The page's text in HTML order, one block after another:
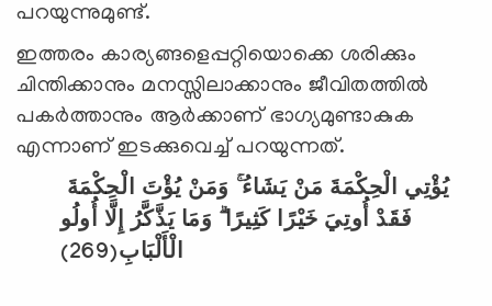
പറയുന്നുമുണ്ട്.
ഇത്തരം കാര്യങ്ങളെപ്പറ്റിയൊക്കെ ശരിക്കും
ചിന്തിക്കാനും മനസ്സിലാക്കാനും ജീവിതത്തില്‍
പകര്‍ത്താനും ആര്‍ക്കാണ് ഭാഗ്യമുണ്ടാകുക
എന്നാണ് ഇടക്കുവെച്ച് പറയുന്നത്.
يُؤْتِي الْحِكْمَةَ مَنْ يَشَاءُ ۚ وَمَنْ يُؤْتَ الْحِكْمَةَ
فَقَدْ أُوتِيَ خَيْرًا كَثِيرًا ۗ وَمَا يَذَّكَّرُ إِلَّا أُولُو
الْأَلْبَابِ(269)